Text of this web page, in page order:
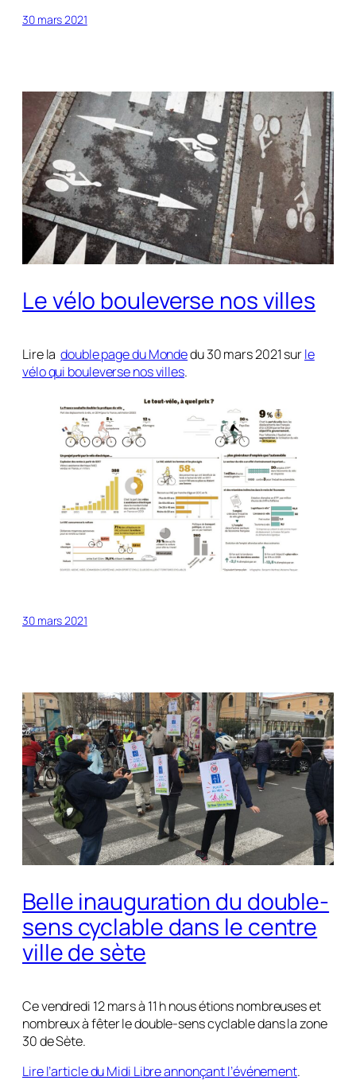
30 mars 2021
Le vélo bouleverse nos villes
Lire ladouble page du Mondedu 30 mars 2021 surle
vélo qui bouleverse nos villes.
30 mars 2021
Belle inauguration du double-
sens cyclable dans le centre
ville de sète
Ce vendredi 12 mars à 11 h nous étions nombreuses et
nombreux à fêter le double-sens cyclable dans la zone
30 de Sète.
Lire l’article du Midi Libre annonçant l’événement.